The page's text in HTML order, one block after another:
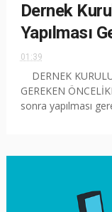
Dernek
Yapılması
01:39
DERNEK
GEREKEN
sonra yapılması